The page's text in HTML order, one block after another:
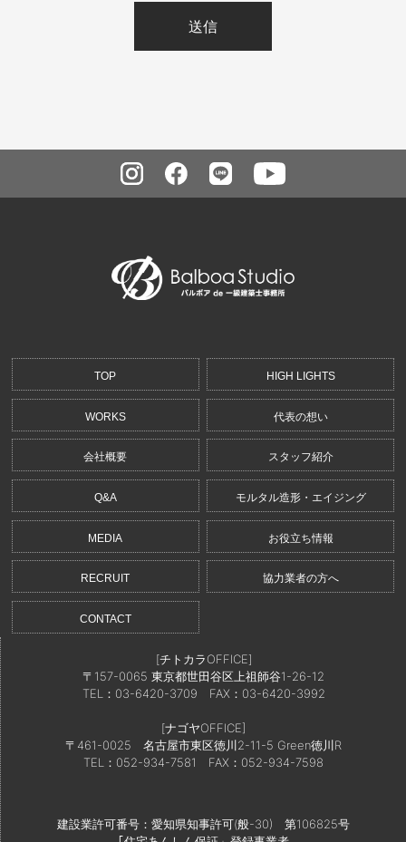
TOP HIGH LIGHTS
WORKS 代表の想い
会社概要 スタッフ紹介
Q&A モルタル造形・エイジング
MEDIA お役立ち情報
RECRUIT 協力業者の方へ
CONTACT
[チトカラOFFICE]
〒157-0065 東京都世田谷区上祖師谷1-26-12
TEL：03-6420-3709 FAX：03-6420-3992
[ナゴヤOFFICE]
〒461-0025 名古屋市東区徳川2-11-5 Green徳川R
TEL：052-934-7581
FAX：052-934-7598
建設業許可番号：愛知県知事許可(般-30) 第106825号